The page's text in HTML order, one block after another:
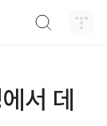
서 데